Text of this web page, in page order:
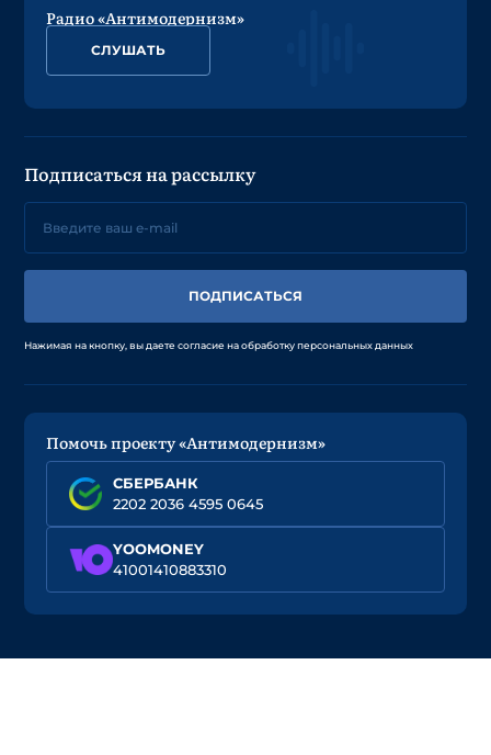
Радио «Антимодернизм»
СЛУШАТЬ
Подписаться на рассылку
ПОДПИСАТЬСЯ
Нажимая на кнопку, вы даете согласие на обработку персональных данных
Помочь проекту «Антимодернизм»
СБЕРБАНК
2202 2036 4595 0645
YOOMONEY
41001410883310